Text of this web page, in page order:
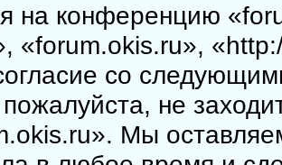
на конференцию
«forum.okis.ru»,
со
не
Мы